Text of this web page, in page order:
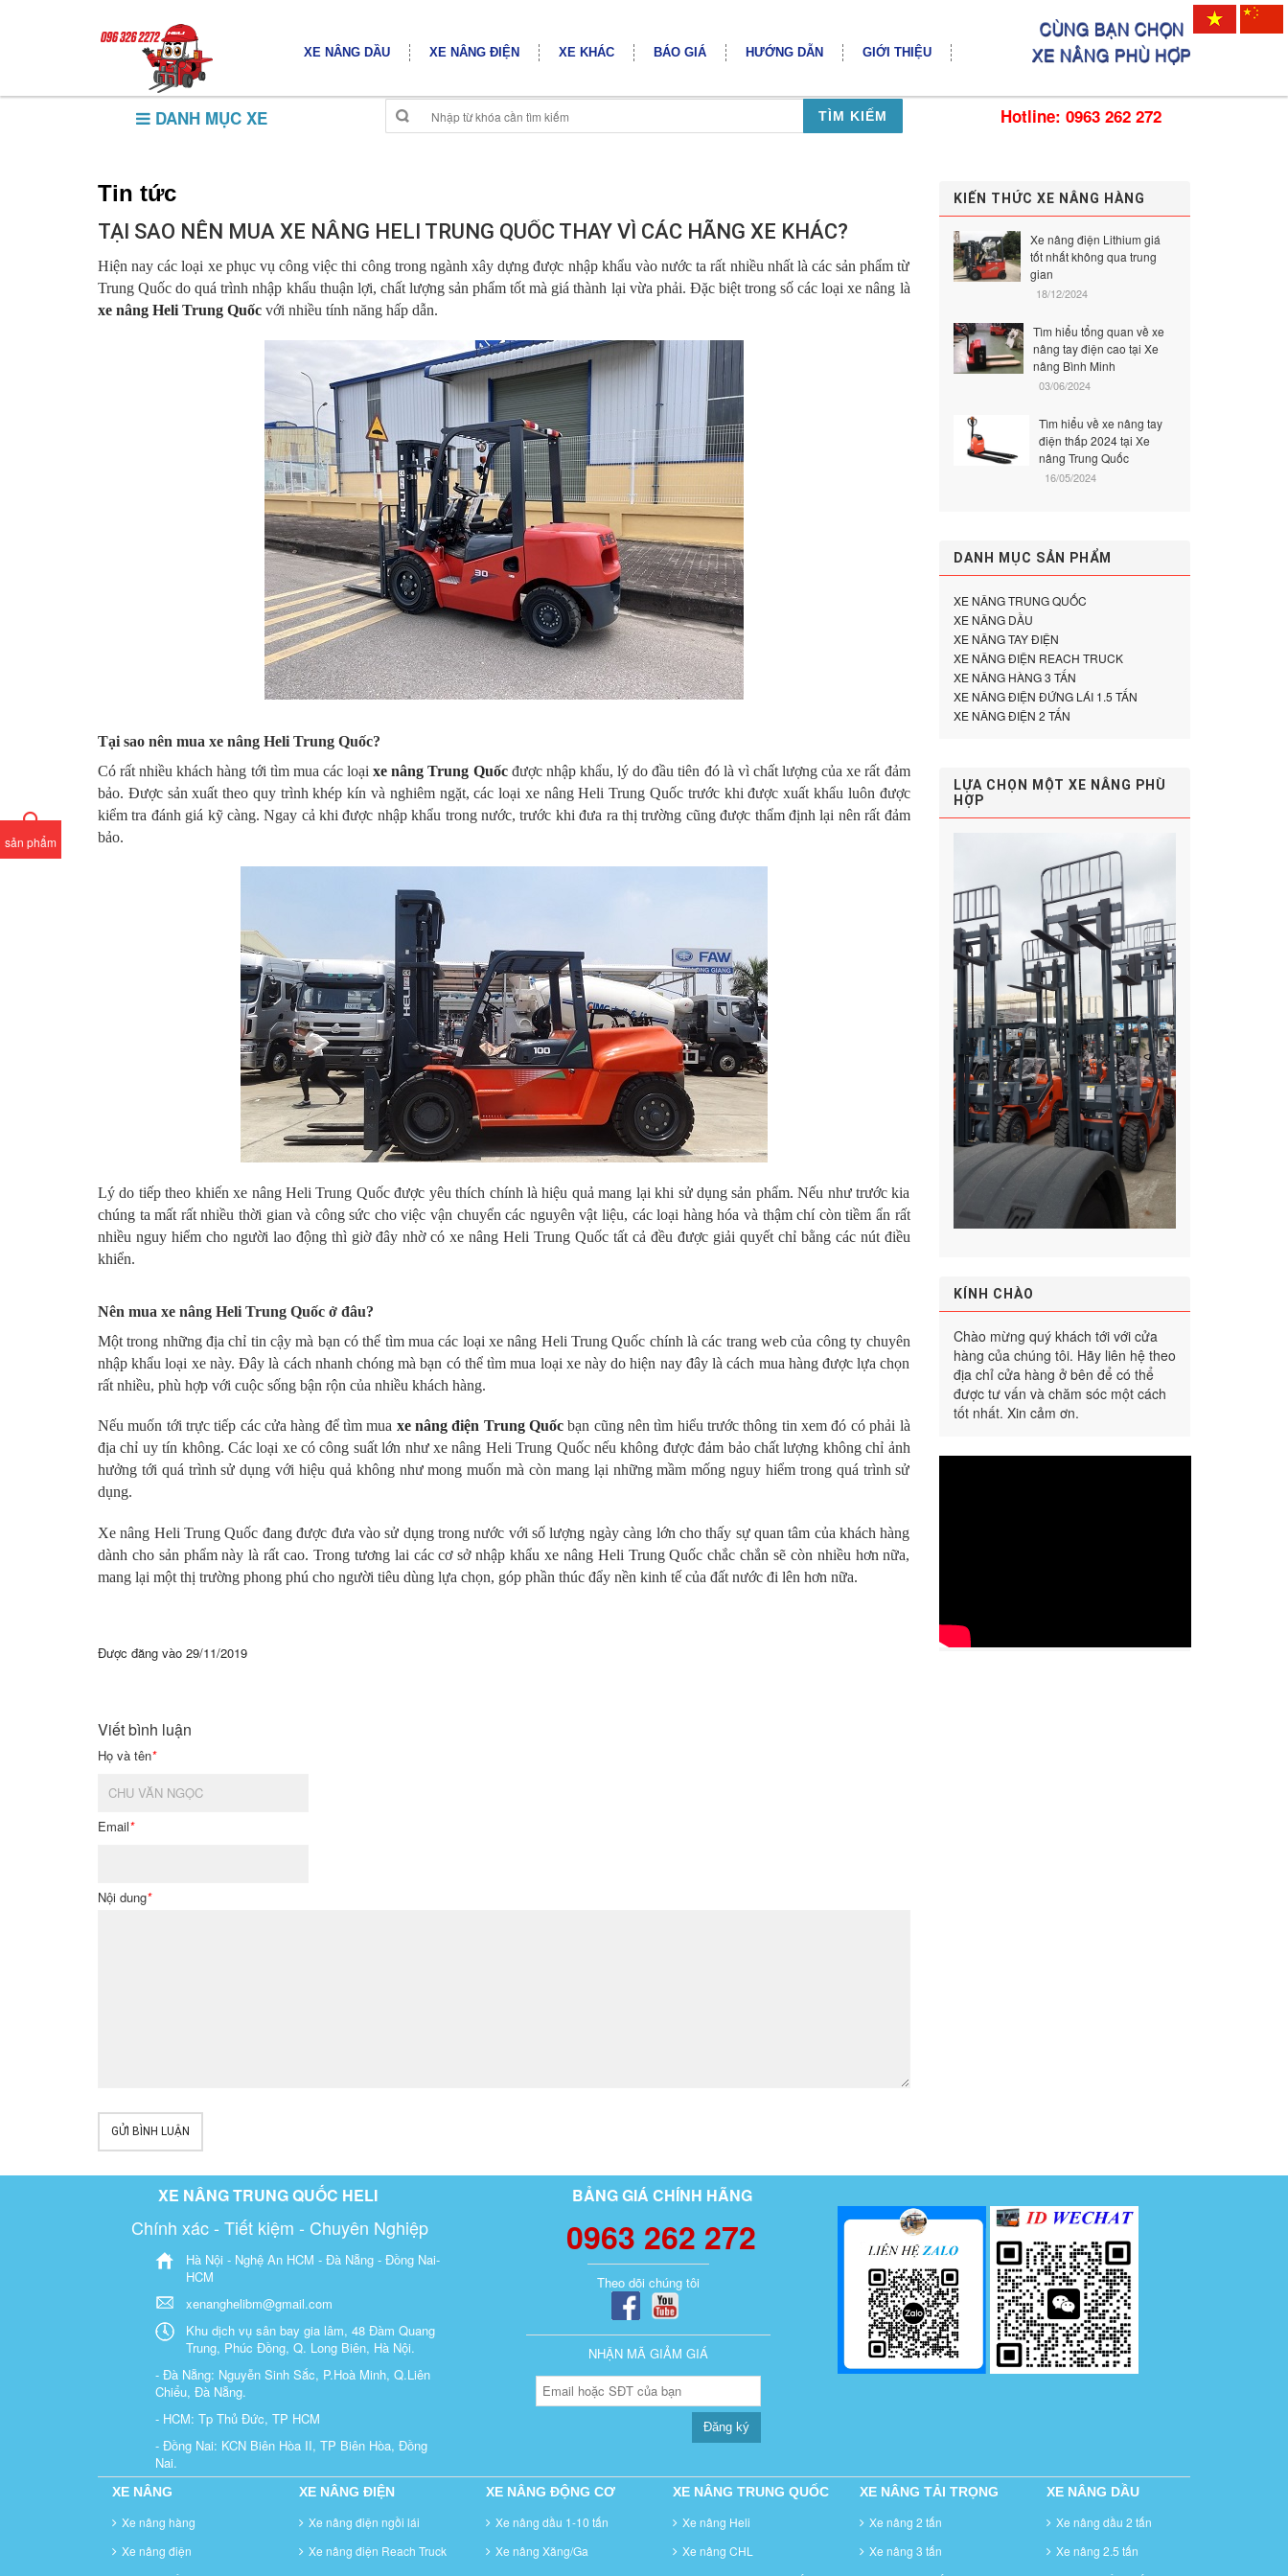
XE NÂNG DẦU XE NÂNG ĐIỆN XE KHÁC BÁO GIÁ HƯỚNG DẪN GIỚI THIỆU
DANH MỤC XE TÌM KIẾM Hotline: 0963 262 272
sản phẩm
Tin tức
TẠI SAO NÊN MUA XE NÂNG HELI TRUNG QUỐC THAY VÌ CÁC HÃNG XE KHÁC?
Hiện nay các loại xe phục vụ công việc thi công trong ngành xây dựng được nhập khẩu vào nước ta rất nhiều nhất là các sản phẩm từ
Trung Quốc do quá trình nhập khẩu thuận lợi, chất lượng sản phẩm tốt mà giá thành lại vừa phải. Đặc biệt trong số các loại xe nâng là
xe nâng Heli Trung Quốc với nhiều tính năng hấp dẫn.
Tại sao nên mua xe nâng Heli Trung Quốc?
Có rất nhiều khách hàng tới tìm mua các loạixe nâng Trung Quốcđược nhập khẩu, lý do đầu tiên đó là vì chất lượng của xe rất đảm
bảo. Được sản xuất theo quy trình khép kín và nghiêm ngặt, các loại xe nâng Heli Trung Quốc trước khi được xuất khẩu luôn được
kiểm tra đánh giá kỹ càng. Ngay cả khi được nhập khẩu trong nước, trước khi đưa ra thị trường cũng được thẩm định lại nên rất đảm
bảo.
Lý do tiếp theo khiến xe nâng Heli Trung Quốc được yêu thích chính là hiệu quả mang lại khi sử dụng sản phẩm. Nếu như trước kia
chúng ta mất rất nhiều thời gian và công sức cho việc vận chuyển các nguyên vật liệu, các loại hàng hóa và thậm chí còn tiềm ẩn rất
nhiều nguy hiểm cho người lao động thì giờ đây nhờ có xe nâng Heli Trung Quốc tất cả đều được giải quyết chỉ bằng các nút điều
khiển.
Nên mua xe nâng Heli Trung Quốc ở đâu?
Một trong những địa chỉ tin cậy mà bạn có thể tìm mua các loại xe nâng Heli Trung Quốc chính là các trang web của công ty chuyên
nhập khẩu loại xe này. Đây là cách nhanh chóng mà bạn có thể tìm mua loại xe này do hiện nay đây là cách mua hàng được lựa chọn
rất nhiều, phù hợp với cuộc sống bận rộn của nhiều khách hàng.
Nếu muốn tới trực tiếp các cửa hàng để tìm mua xe nâng điện Trung Quốc bạn cũng nên tìm hiểu trước thông tin xem đó có phải là
địa chỉ uy tín không. Các loại xe có công suất lớn như xe nâng Heli Trung Quốc nếu không được đảm bảo chất lượng không chỉ ảnh
hưởng tới quá trình sử dụng với hiệu quả không như mong muốn mà còn mang lại những mầm mống nguy hiểm trong quá trình sử
dụng.
Xe nâng Heli Trung Quốc đang được đưa vào sử dụng trong nước với số lượng ngày càng lớn cho thấy sự quan tâm của khách hàng
dành cho sản phẩm này là rất cao. Trong tương lai các cơ sở nhập khẩu xe nâng Heli Trung Quốc chắc chắn sẽ còn nhiều hơn nữa,
mang lại một thị trường phong phú cho người tiêu dùng lựa chọn, góp phần thúc đẩy nền kinh tế của đất nước đi lên hơn nữa.
Được đăng vào 29/11/2019
Viết bình luận
Họ và tên*
Email*
Nội dung*
GỬI BÌNH LUẬN
KIẾN THỨC XE NÂNG HÀNG
Xe nâng điện Lithium giá
tốt nhất không qua trung
gian
18/12/2024
Tìm hiểu tổng quan về xe
nâng tay điện cao tại Xe
nâng Bình Minh
03/06/2024
Tìm hiểu về xe nâng tay
điện thấp 2024 tại Xe
nâng Trung Quốc
16/05/2024
DANH MỤC SẢN PHẨM
XE NÂNG TRUNG QUỐC
XE NÂNG DẦU
XE NÂNG TAY ĐIỆN
XE NÂNG ĐIỆN REACH TRUCK
XE NÂNG HÀNG 3 TẤN
XE NÂNG ĐIỆN ĐỨNG LÁI 1.5 TẤN
XE NÂNG ĐIỆN 2 TẤN
LỰA CHỌN MỘT XE NÂNG PHÙ
HỢP
KÍNH CHÀO
Chào mừng quý khách tới với cửa
hàng của chúng tôi. Hãy liên hệ theo
địa chỉ cửa hàng ở bên để có thể
được tư vấn và chăm sóc một cách
tốt nhất. Xin cảm ơn.
XE NÂNG TRUNG QUỐC HELI
Chính xác - Tiết kiệm - Chuyên Nghiệp
Hà Nội - Nghệ An HCM - Đà Nẵng - Đồng Nai-
HCM
xenanghelibm@gmail.com
Khu dịch vụ sân bay gia lâm, 48 Đàm Quang
Trung, Phúc Đồng, Q. Long Biên, Hà Nội.
- Đà Nẵng: Nguyễn Sinh Sắc, P.Hoà Minh, Q.Liên
Chiểu, Đà Nẵng.
- HCM: Tp Thủ Đức, TP HCM
- Đồng Nai: KCN Biên Hòa II, TP Biên Hòa, Đồng
Nai.
BẢNG GIÁ CHÍNH HÃNG
0963 262 272
Theo dõi chúng tôi
NHẬN MÃ GIẢM GIÁ
Đăng ký
XE NÂNG
Xe nâng hàng
Xe nâng điện
XE NÂNG ĐIỆN
Xe nâng điện ngồi lái
Xe nâng điện Reach Truck
XE NÂNG ĐỘNG CƠ
Xe nâng dầu 1-10 tấn
Xe nâng Xăng/Ga
XE NÂNG TRUNG QUỐC
Xe nâng Heli
Xe nâng CHL
XE NÂNG TẢI TRỌNG
Xe nâng 2 tấn
Xe nâng 3 tấn
XE NÂNG DẦU
Xe nâng dầu 2 tấn
Xe nâng 2.5 tấn